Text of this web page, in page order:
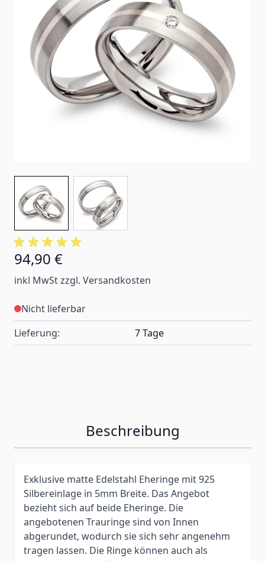
94,90 €
inkl MwSt zzgl. Versandkosten
Nicht lieferbar
Lieferung:
7 Tage
Beschreibung
Exklusive matte Edelstahl Eheringe mit 925
Silbereinlage in 5mm Breite. Das Angebot
bezieht sich auf beide Eheringe. Die
angebotenen Trauringe sind von Innen
abgerundet, wodurch sie sich sehr angenehm
tragen lassen. Die Ringe können auch als